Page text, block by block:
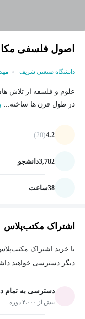
اصول فلسفی
دانشگاه صنعتی شریف
علوم و فلسفه از تلاش
در طول قرن ها ساخته...
4.2
(20)
3,782دانشجو
38ساعت
اشتراک مکتب‌پلاس
دیگر دسترسی خواهید
دسترسی به تمام
بیش از ۴،۰۰۰ دوره